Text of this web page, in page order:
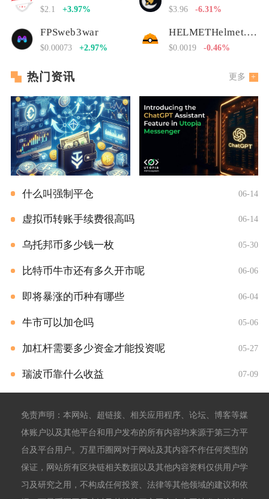
$2.1 +3.97% $3.96 -6.31%
FPSweb3war
$0.00073 +2.97%
HELMETHelmet.insure Governance Token
$0.0019 -0.46%
热门资讯 更多
什么叫强制平仓 06-14
虚拟币转账手续费很高吗 06-14
乌托邦币多少钱一枚 05-30
比特币牛市还有多久开市呢 06-06
即将暴涨的币种有哪些 06-04
牛市可以加仓吗 05-06
加杠杆需要多少资金才能投资呢 05-27
瑞波币靠什么收益 07-09
免责声明：本网站、超链接、相关应用程序、论坛、博客等媒
体账户以及其他平台和用户发布的所有内容均来源于第三方平
台及平台用户。万星币圈网对于网站及其内容不作任何类型的
保证，网站所有区块链相关数据以及其他内容资料仅供用户学
习及研究之用，不构成任何投资、法律等其他领域的建议和依